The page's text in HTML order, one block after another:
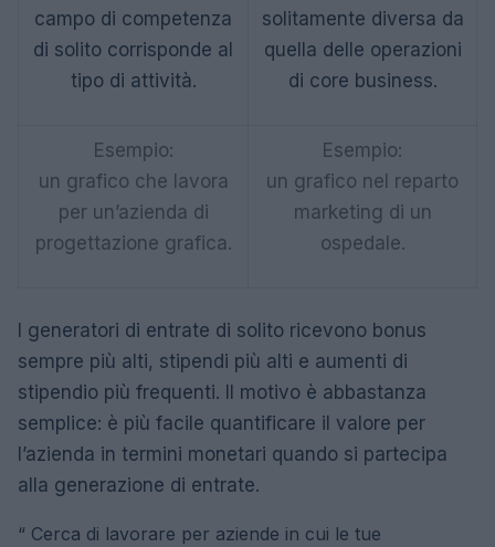
campo di competenza
di solito corrisponde al
tipo di attività.
solitamente diversa da
quella delle operazioni
di core business.
Esempio:
un grafico che lavora
per un’azienda di
progettazione grafica.
Esempio:
un grafico nel reparto
marketing di un
ospedale.
I generatori di entrate di solito ricevono bonus
sempre più alti, stipendi più alti e aumenti di
stipendio più frequenti. Il motivo è abbastanza
semplice: è più facile quantificare il valore per
l’azienda in termini monetari quando si partecipa
alla generazione di entrate.
“ Cerca di lavorare per aziende in cui le tue